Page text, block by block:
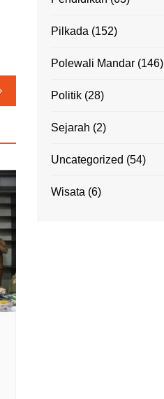
Pilkada (152)
Polewali Mandar (146)
Politik (28)
Sejarah (2)
Uncategorized (54)
Wisata (6)